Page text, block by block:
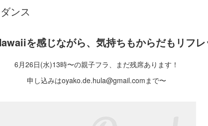
ンス
を感じながら、気持ちもからだもリフ
6月26日(水)13時〜の親子フラ、まだ残席あります！
申し込みはoyako.de.hula@gmail.comまで〜